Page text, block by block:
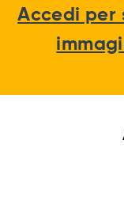
Accedi per